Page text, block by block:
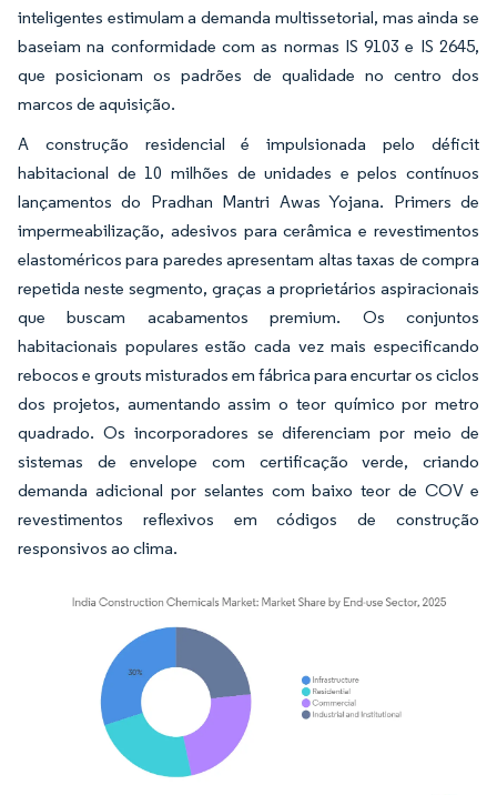
inteligentes estimulam a demanda multissetorial, mas ainda se
baseiam na conformidade com as normas IS 9103 e IS 2645,
que posicionam os padrões de qualidade no centro dos
marcos de aquisição.
A construção residencial é impulsionada pelo déficit
habitacional de 10 milhões de unidades e pelos contínuos
lançamentos do Pradhan Mantri Awas Yojana. Primers de
impermeabilização, adesivos para cerâmica e revestimentos
elastoméricos para paredes apresentam altas taxas de compra
repetida neste segmento, graças a proprietários aspiracionais
que buscam acabamentos premium. Os conjuntos
habitacionais populares estão cada vez mais especificando
rebocos e grouts misturados em fábrica para encurtar os ciclos
dos projetos, aumentando assim o teor químico por metro
quadrado. Os incorporadores se diferenciam por meio de
sistemas de envelope com certificação verde, criando
demanda adicional por selantes com baixo teor de COV e
revestimentos reflexivos em códigos de construção
responsivos ao clima.